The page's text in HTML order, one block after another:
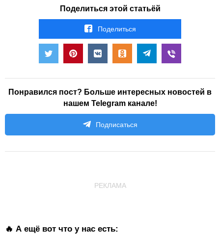
Поделиться этой статьёй
Поделиться
Понравился пост? Больше интересных новостей в
нашем Telegram канале!
Подписаться
РЕКЛАМА
🔥 А ещё вот что у нас есть: